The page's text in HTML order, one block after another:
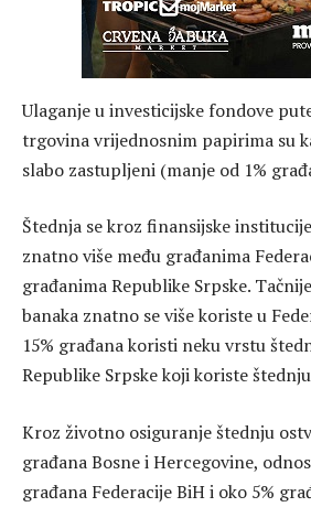
Ulaganje u investicijske fondove
trgovina vrijednosnim papirima su
slabo zastupljeni (manje od 1%
Štednja se kroz finansijske
znatno više među građanima
građanima Republike Srpske.
banaka znatno se više koriste u
15% građana koristi neku vrstu
Republike Srpske koji koriste
Kroz životno osiguranje štednju
građana Bosne i Hercegovine,
građana Federacije BiH i oko 5%